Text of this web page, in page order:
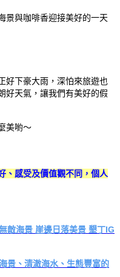
景與咖啡香迎接美好的一天
好下豪大雨，深怕來旅遊也
好天氣，讓我們有美好的假
美喲～
、感受及價值觀不同，個人
海景 崖邊日落美景 墾丁IG
景、清澈海水、生態豐富的